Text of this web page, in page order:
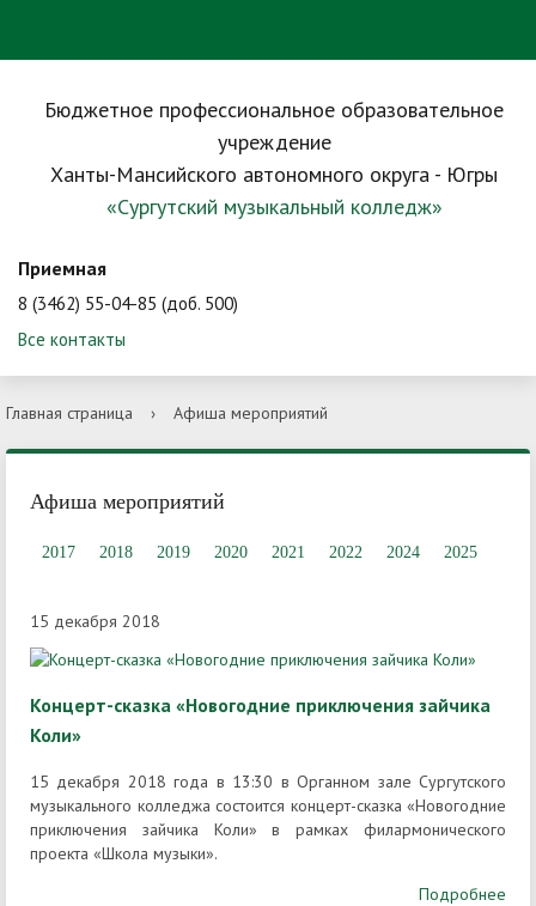
Бюджетное профессиональное образовательное
учреждение
Ханты-Мансийского автономного округа - Югры
«Сургутский музыкальный колледж»
Приемная
8 (3462) 55-04-85 (доб. 500)
Все контакты
Главная страница › Афиша мероприятий
Афиша мероприятий
2017 2018 2019 2020 2021 2022 2024 2025
15 декабря 2018
Концерт-сказка «Новогодние приключения зайчика
Коли»
15 декабря 2018 года в 13:30 в Органном зале Сургутского
музыкального колледжа состоится концерт-сказка «Новогодние
приключения зайчика Коли» в рамках филармонического
проекта «Школа музыки».
Подробнее